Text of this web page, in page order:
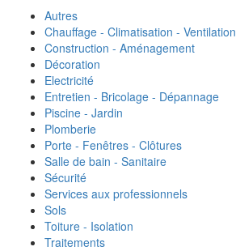
Autres
Chauffage - Climatisation - Ventilation
Construction - Aménagement
Décoration
Electricité
Entretien - Bricolage - Dépannage
Piscine - Jardin
Plomberie
Porte - Fenêtres - Clôtures
Salle de bain - Sanitaire
Sécurité
Services aux professionnels
Sols
Toiture - Isolation
Traitements